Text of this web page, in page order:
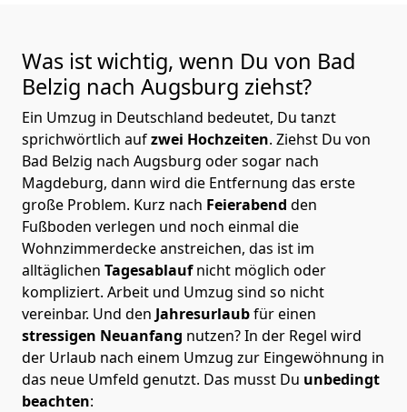
Was ist wichtig, wenn Du von Bad
Belzig nach Augsburg ziehst?
Ein Umzug in Deutschland bedeutet, Du tanzt
sprichwörtlich aufzwei Hochzeiten. Ziehst Du von
Bad Belzig nach Augsburg oder sogar nach
Magdeburg, dann wird die Entfernung das erste
große Problem. Kurz nach Feierabend den
Fußboden verlegen und noch einmal die
Wohnzimmerdecke anstreichen, das ist im
alltäglichen Tagesablaufnicht möglich oder
kompliziert. Arbeit und Umzug sind so nicht
vereinbar. Und den Jahresurlaubfür einen
stressigen Neuanfang nutzen? In der Regel wird
der Urlaub nach einem Umzug zur Eingewöhnung in
das neue Umfeld genutzt. Das musst Du unbedingt
beachten: